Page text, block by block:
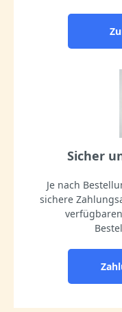
Sicher
Je nach
sichere